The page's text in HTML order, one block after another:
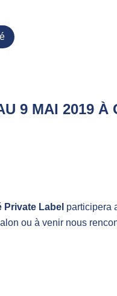
9 MAI 2019 À
Label participera
ou à venir nous